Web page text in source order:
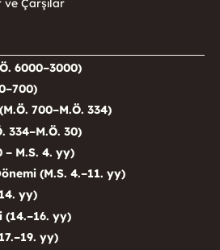
Çarşılar
6000–3000)
700–M.Ö. 334)
334–M.Ö. 30)
– M.S. 4. yy)
(M.S. 4.–11. yy)
yy)
(14.–16. yy)
yy)